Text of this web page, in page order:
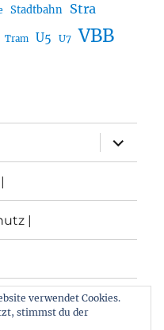
Stadtbahn Stra
Tram U5 U7 VBB
öffnen
|
verwendet Cookies.
stimmst du der